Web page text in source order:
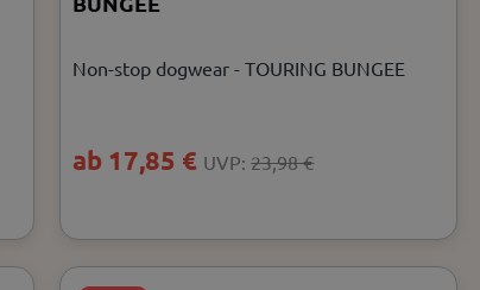
Non-stop dogwear - TOURING BUNGEE
UVP:23,98 €
ab 17,85 €